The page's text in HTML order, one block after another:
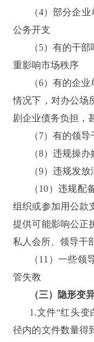
（4）部分企
公务开支
（5）有的干
重影响市场秩序
（6）有的企
情况下，对办公场
剧企业债务负担，
（7）有的领
（8）违规操
（9）违规发
（10）违规
组织或参加用公款
提供可能影响公正
私人会所、领导干
（11）一些
管失教
（三）隐形变
1.文件“红头变
径内的文件数量得